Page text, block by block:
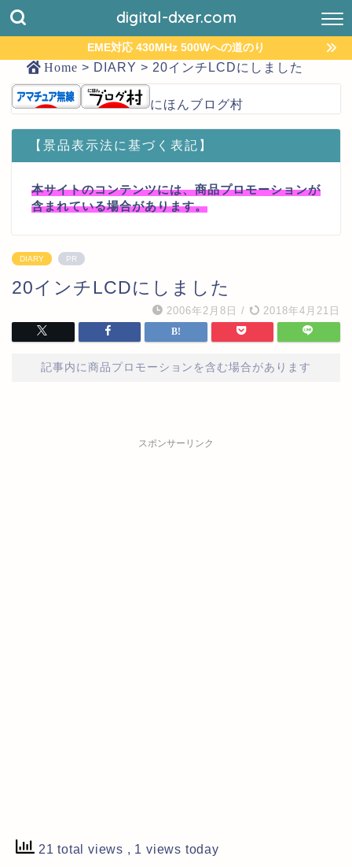
digital-dxer.com
EME対応 430MHz 500Wへの道のり
Home > DIARY > 20インチLCDにしました
にほんブログ村
【景品表示法に基づく表記】
本サイトのコンテンツには、商品プロモーションが
含まれている場合があります。
DIARY PR
20インチLCDにしました
2006年2月8日 / 2018年4月21日
記事内に商品プロモーションを含む場合があります
スポンサーリンク
21 total views , 1 views today